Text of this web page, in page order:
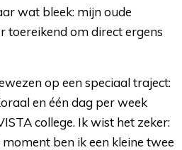
wat bleek: mijn oude
toereikend om direct ergens
op een speciaal traject:
en één dag per week
college. Ik wist het zeker:
ben ik een kleine twee